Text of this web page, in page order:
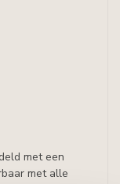
met een
met alle